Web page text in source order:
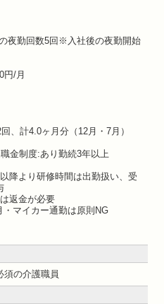
夜勤回数5回※入社後の夜勤開始
円/月
、計4.0ヶ月分（12月・7月）
金制度:あり勤続3年以上
降より研修時間は出勤扱い、受
返金が必要
マイカー通勤は原則NG
須の介護職員